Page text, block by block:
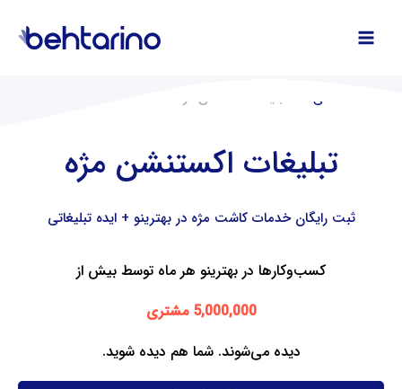
محتوا
صفحه اصلی تبلیغات اکستنشن مژه
تبلیغات اکستنشن مژه
ثبت رایگان خدمات کاشت مژه در بهترینو + ایده تبلیغاتی
کسب‌وکارها در بهترینو هر ماه توسط بیش از
5,000,000 مشتری
دیده می‌شوند. شما هم دیده شوید.